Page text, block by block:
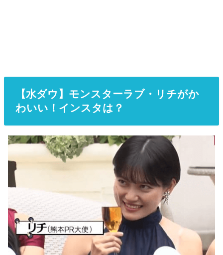
【水ダウ】モンスターラブ・リチがか
わいい！インスタは？